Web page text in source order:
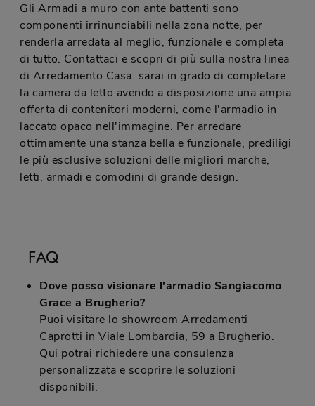
Gli Armadi a muro con ante battenti sono
componenti irrinunciabili nella zona notte, per
renderla arredata al meglio, funzionale e completa
di tutto. Contattaci e scopri di più sulla nostra linea
di Arredamento Casa: sarai in grado di completare
la camera da letto avendo a disposizione una ampia
offerta di contenitori moderni, come l'armadio in
laccato opaco nell'immagine. Per arredare
ottimamente una stanza bella e funzionale, prediligi
le più esclusive soluzioni delle migliori marche,
letti, armadi e comodini di grande design.
FAQ
Dove posso visionare l'armadio Sangiacomo
Grace a Brugherio?
Puoi visitare lo showroom Arredamenti
Caprotti in Viale Lombardia, 59 a Brugherio.
Qui potrai richiedere una consulenza
personalizzata e scoprire le soluzioni
disponibili.